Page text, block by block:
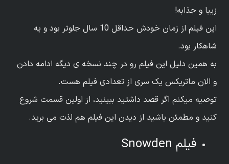
زیبا و جذابه!
این فیلم از زمان خودش حداقل 10 سال جلوتر بود و یه
شاهکار بود.
به همین دلیل این فیلم رو در چند نسخه ی دیگه ادامه دادن
و الان ماتریکس یک سری از تعدادی فیلم هست.
توصیه میکنم اگر قصد داشتید ببینید، از اولین قسمت شروع
کنید و مطمئن باشید از دیدن این فیلم هم لذت می برید.
فیلم Snowden